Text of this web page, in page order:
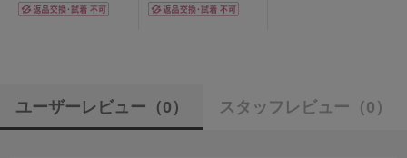
ユーザーレビュー （0） スタッフレビュー （0）